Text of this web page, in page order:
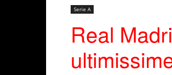
Serie A
Real